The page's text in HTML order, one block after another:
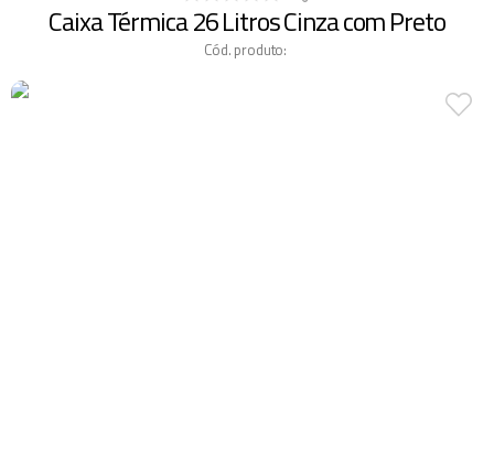
Caixa Térmica 26 Litros Cinza com Preto
Cód. produto:
º varal